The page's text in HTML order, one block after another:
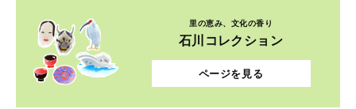
里の恵み、文化の香り
石川コレクション
ページを見る